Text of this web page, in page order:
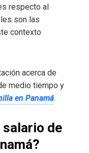
respecto al
son las
contexto
acerca de
medio tiempo y
en Panamá.
salario de